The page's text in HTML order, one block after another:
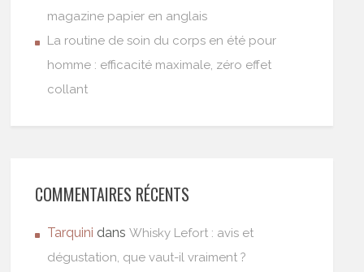
magazine papier en anglais
La routine de soin du corps en été pour
homme : efficacité maximale, zéro effet
collant
COMMENTAIRES RÉCENTS
Tarquini dansWhisky Lefort : avis et
dégustation, que vaut-il vraiment ?